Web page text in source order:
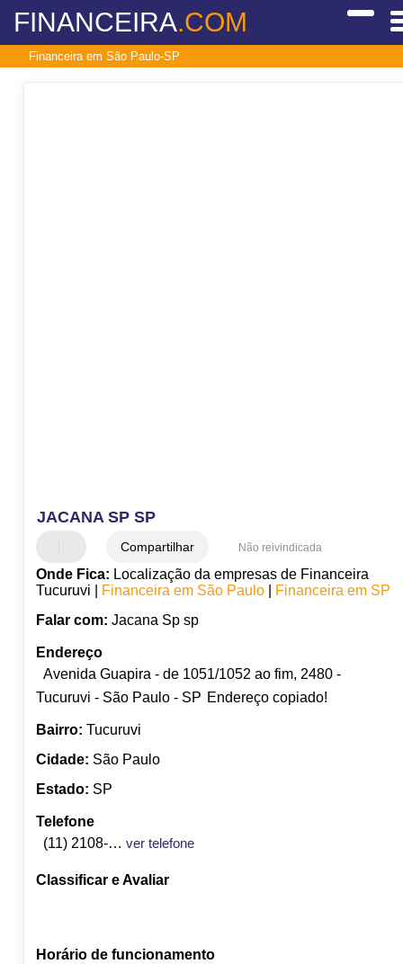
FINANCEIRA.COM
Financeira em São Paulo-SP
JACANA SP SP
Compartilhar Não reivindicada
Onde Fica: Localização da empresas de Financeira
Tucuruvi |
Financeira em São Paulo|
Financeira em SP
Falar com: Jacana Sp sp
Endereço
Avenida Guapira - de 1051/1052 ao fim, 2480 -
Tucuruvi - São Paulo - SP Endereço copiado!
Bairro: Tucuruvi
Cidade: São Paulo
Estado: SP
Telefone
(11) 2108-7800
ver telefone
Classificar e Avaliar
Horário de funcionamento